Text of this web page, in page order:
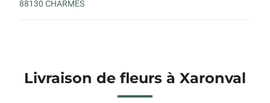
88130 CHARMES
Livraison de fleurs à Xaronval